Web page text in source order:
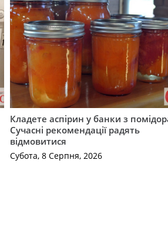
Кладете аспірин у банки з
Сучасні рекомендації радять
відмовитися
Субота, 8 Серпня, 2026